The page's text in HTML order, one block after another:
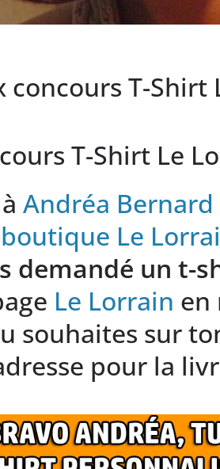
concours T-Shirt
T-Shirt Le
Andréa Bernard
Le
demandé un t-
Le Lorrain en
souhaites sur
pour la